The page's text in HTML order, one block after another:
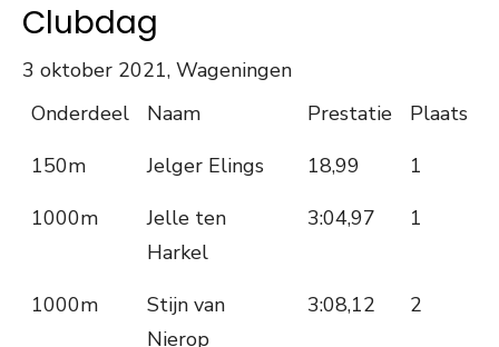
Clubdag
3 oktober 2021, Wageningen
Onderdeel
Naam Prestatie
Plaats
150m
Jelger Elings 18,99
1
1000m
Jelle ten
Harkel
3:04,97 1
1000m
Stijn van
Nierop
3:08,12 2